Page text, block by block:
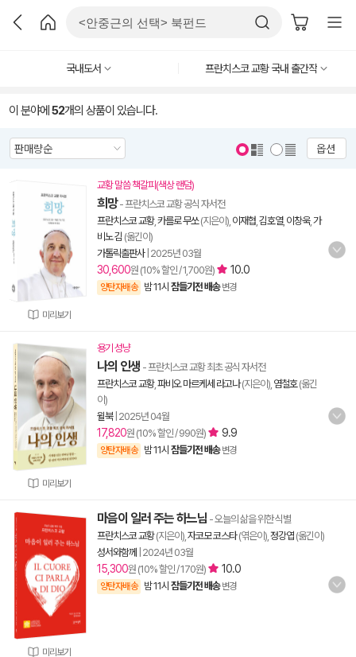
국내도서 프란치스코 교황 국내 출간작
이 분야에 52개의 상품이 있습니다.
옵션
미리보기
교황 말씀 책갈피(색상 랜덤)
희망- 프란치스코 교황 공식 자서전
프란치스코 교황, 카를로 무쏘(지은이), 이재협 김호열, 이창욱, 가
비노 김 (옮긴이)
가톨릭출판사| 2025년 03월
30,600원 (10% 할인 / 1,700원) 10.0
양탄자배송 밤 11시 잠들기전 배송 변경
미리보기
용기 성냥
나의 인생 - 프란치스코 교황 최초 공식 자서전
프란치스코 교황, 파비오 마르케세 라고나(지은이), 염철호(옮긴
이)
윌북| 2025년 04월
17,820원 (10% 할인 / 990원) 9.9
양탄자배송 밤 11시 잠들기전 배송 변경
미리보기
마음이 일러 주는 하느님 - 오늘의 삶을 위한 식별
프란치스코 교황(지은이), 자코모 코스타(엮은이), 정강엽 (옮긴이)
성서와함께
2024년 03월
15,300원 (10% 할인 / 170원) 10.0
양탄자배송 밤 11시 잠들기전 배송 변경